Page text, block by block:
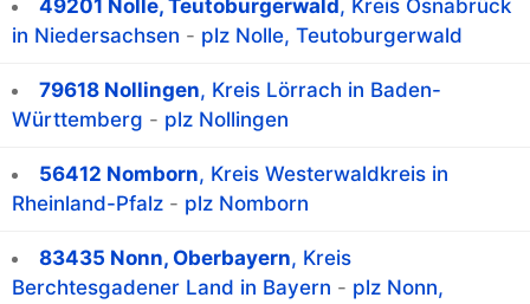
49201 Nolle, Teutoburgerwald , Kreis Osnabrück
in Niedersachsen - plz Nolle, Teutoburgerwald
79618 Nollingen, Kreis Lörrach in Baden-
Württemberg - plz Nollingen
56412 Nomborn, Kreis Westerwaldkreis in
Rheinland-Pfalz - plz Nomborn
83435 Nonn, Oberbayern, Kreis
Berchtesgadener Land in Bayern - plz Nonn,